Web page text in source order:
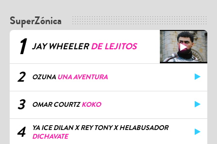
SuperZónica
1 JAY WHEELERDE LEJITOS
2 OZUNA UNA AVENTURA
3 OMAR COURTZKOKO
4
YA ICE DILAN X REY TONY X HELABUSADOR
DICHAVATE